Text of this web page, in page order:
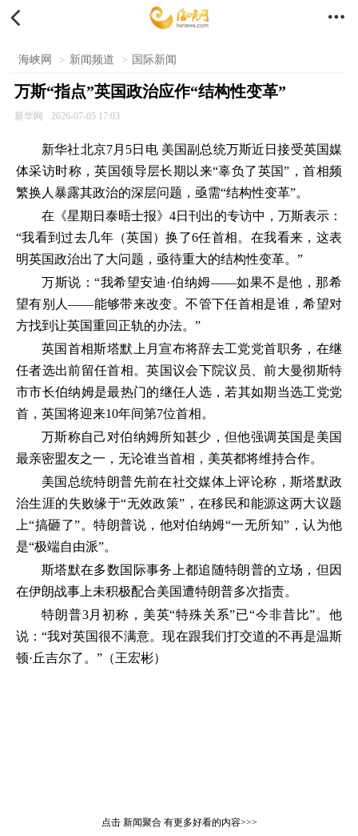
 
海峡网 > 新闻频道 > 国际新闻
万斯“指点”英国政治应作“结构性变革”
新华网 2026-07-05 17:03
新华社北京7月5日电 美国副总统万斯近日接受英国媒
体采访时称，英国领导层长期以来“辜负了英国”，首相频
繁换人暴露其政治的深层问题，亟需“结构性变革”。
在《星期日泰晤士报》4日刊出的专访中，万斯表示：
“我看到过去几年（英国）换了6任首相。在我看来，这表
明英国政治出了大问题，亟待重大的结构性变革。”
万斯说：“我希望安迪·伯纳姆——如果不是他，那希
望有别人——能够带来改变。不管下任首相是谁，希望对
方找到让英国重回正轨的办法。”
英国首相斯塔默上月宣布将辞去工党党首职务，在继
任者选出前留任首相。英国议会下院议员、前大曼彻斯特
市市长伯纳姆是最热门的继任人选，若其如期当选工党党
首，英国将迎来10年间第7位首相。
万斯称自己对伯纳姆所知甚少，但他强调英国是美国
最亲密盟友之一，无论谁当首相，美英都将维持合作。
美国总统特朗普先前在社交媒体上评论称，斯塔默政
治生涯的失败缘于“无效政策”，在移民和能源这两大议题
上“搞砸了”。特朗普说，他对伯纳姆“一无所知”，认为他
是“极端自由派”。
斯塔默在多数国际事务上都追随特朗普的立场，但因
在伊朗战事上未积极配合美国遭特朗普多次指责。
特朗普3月初称，美英“特殊关系”已“今非昔比”。他
说：“我对英国很不满意。现在跟我们打交道的不再是温斯
顿·丘吉尔了。”（王宏彬）
点击 新闻聚合有更多好看的内容>>>